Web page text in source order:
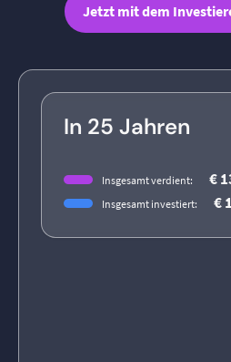
In 25 Jahren
Insgesamt verdient: €
Insgesamt investiert: €
Jetzt mit dem